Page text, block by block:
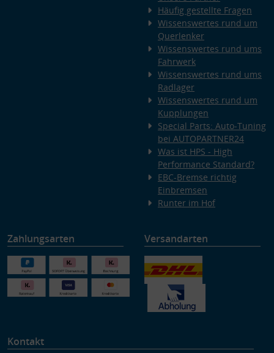
Häufig gestellte Fragen
Wissenswertes rund um
Querlenker
Wissenswertes rund ums
Fahrwerk
Wissenswertes rund ums
Radlager
Wissenswertes rund um
Kupplungen
Special Parts: Auto-Tuning
bei AUTOPARTNER24
Was ist HPS - High
Performance Standard?
EBC-Bremse richtig
Einbremsen
Runter im Hof
Zahlungsarten Versandarten
Kontakt